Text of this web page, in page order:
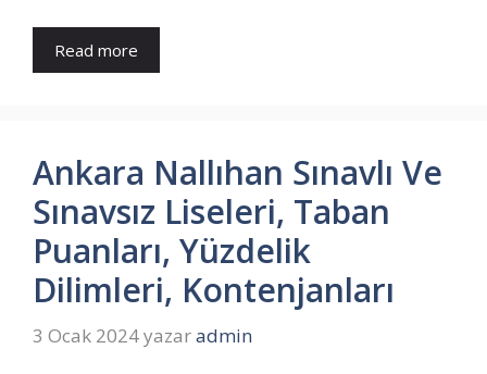
Read more
Ankara Nallıhan Sınavlı Ve
Sınavsız Liseleri, Taban
Puanları, Yüzdelik
Dilimleri, Kontenjanları
3 Ocak 2024yazaradmin